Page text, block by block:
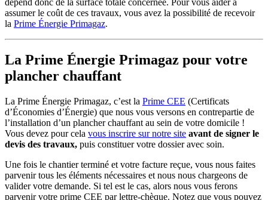
dépend donc de la surface totale concernée. Pour vous aider à
assumer le coût de ces travaux, vous avez la possibilité de recevoir
la Prime Énergie Primagaz.
La Prime Énergie Primagaz pour votre
plancher chauffant
La Prime Énergie Primagaz, c’est la Prime CEE (Certificats
d’Économies d’Énergie) que nous vous versons en contrepartie de
l’installation d’un plancher chauffant au sein de votre domicile !
Vous devez pour cela vous inscrire sur notre site avant de signer le
devis des travaux, puis constituer votre dossier avec soin.
Une fois le chantier terminé et votre facture reçue, vous nous faites
parvenir tous les éléments nécessaires et nous nous chargeons de
valider votre demande. Si tel est le cas, alors nous vous ferons
parvenir votre prime CEE par lettre-chèque. Notez que vous pouvez